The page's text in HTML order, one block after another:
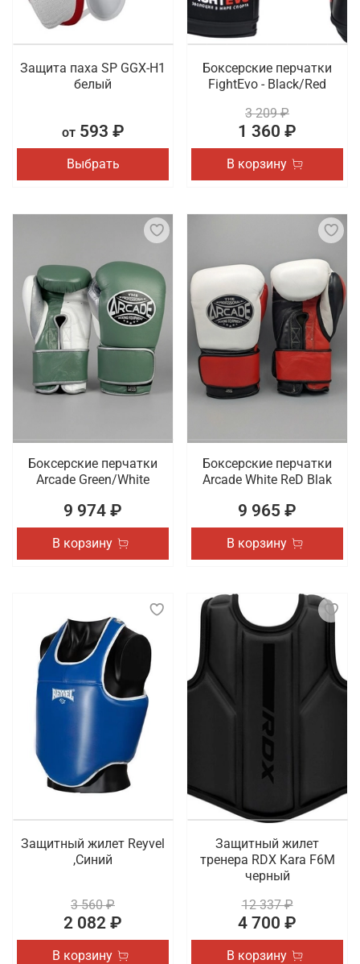
Защита паха SP GGX-H1
белый
от593 ₽
Выбрать
Боксерские перчатки
FightEvo - Black/Red
3 209 ₽
1 360 ₽
В корзину
Боксерские перчатки
Arcade Green/White
9 974 ₽
В корзину
Боксерские перчатки
Arcade White ReD Blak
9 965 ₽
В корзину
Защитный жилет Reyvel
,Синий
3 560 ₽
2 082 ₽
В корзину
Защитный жилет
тренера RDX Kara F6M
черный
12 337 ₽
4 700 ₽
В корзину